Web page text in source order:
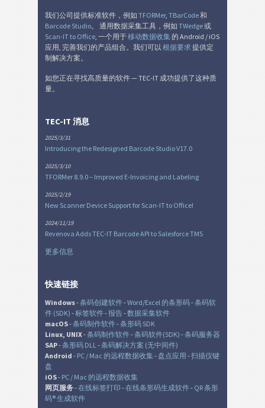
我们公司提供标准软件，例如 TFORMer, TBarCode和
Barcode Studio。 通用数据采集工具，例如 TWedge或
Scan-IT to Office , 一个用于移动数据收集的 Android / iOS
应用, 完善我们的产品组合。我们可以 根据要求 提供定
制解决方案。
如您正在寻找高质量的软件 — TEC-IT 成功提供了这种质
量。
TEC-IT 消息
2025/3/31
Introducing the Redesigned Barcode Studio V17.0
2025/3/10
TFORMer 8.9.0 – Improved E-Invoicing and Labeling
2025/2/19
New Scanner Device Support for Scan-IT to Office!
2024/11/19
Revenova Adds TEC-IT Barcode API to Salesforce TMS
更多信息
快速链接
Windows-条码创建软件-Word/Excel 的条形码-条码软
件 (SDK) -标签软件-报告-数据采集软件
macOS-条码制作软件-条形码 SDK
Linux, UNIX-条码制作软件-条码软件(SDK) -条码服务器
SAP-条形码 DLL -条码解决方案 (无中间件)
Android - PC / Mac 的远程数据收集- 盘点应用 -扫描仪键
盘
iOS- PC / Mac 的远程数据收集
网页服务-在线标签打印 -在线条形码生成软件- QR 条形
码® 生成软件